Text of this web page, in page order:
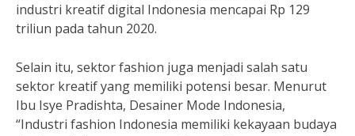
industri kreatif digital Indonesia mencapai Rp 129
triliun pada tahun 2020.
Selain itu, sektor fashion juga menjadi salah satu
sektor kreatif yang memiliki potensi besar. Menurut
Ibu Isye Pradishta, Desainer Mode Indonesia,
“Industri fashion Indonesia memiliki kekayaan budaya